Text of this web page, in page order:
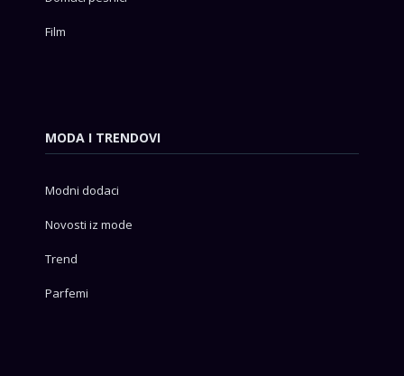
Film
MODA I TRENDOVI
Modni dodaci
Novosti iz mode
Trend
Parfemi